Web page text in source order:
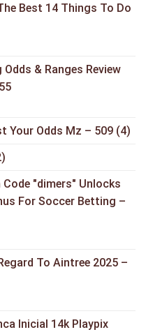
Best 14 Things To Do
& Ranges Review
Your Odds Mz – 509 (4)
"dimers" Unlocks
For Soccer Betting –
To Aintree 2025 –
Inicial 14k Playpix